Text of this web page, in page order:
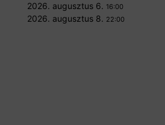
2026. augusztus 6. 16:00
2026. augusztus 8. 22:00